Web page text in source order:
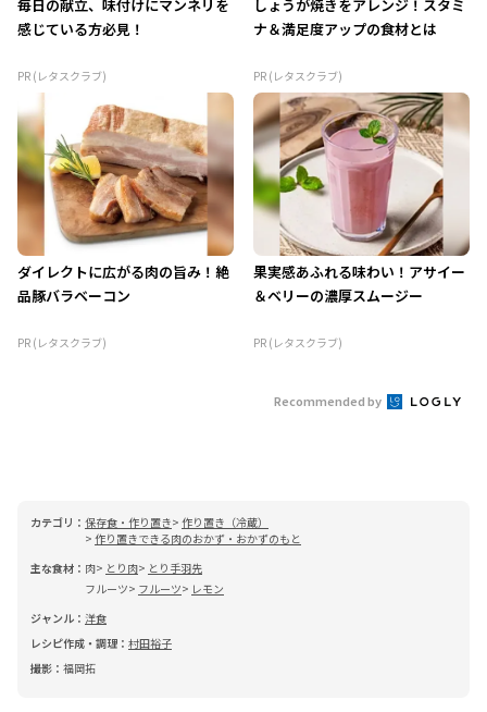
毎日の献立、味付けにマンネリを
感じている方必見！
PR (レタスクラブ)
しょうが焼きをアレンジ！スタミ
ナ＆満足度アップの食材とは
PR (レタスクラブ)
ダイレクトに広がる肉の旨み！絶
品豚バラベーコン
PR (レタスクラブ)
果実感あふれる味わい！アサイー
＆ベリーの濃厚スムージー
PR (レタスクラブ)
Recommended by
カテゴリ： 保存食・作り置き
作り置き（冷蔵）
作り置きできる肉のおかず・おかずのもと
主な食材： 肉 とり肉
とり手羽先
フルーツ
フルーツ
レモン
ジャンル： 洋食
レシピ作成・調理： 村田裕子
撮影： 福岡拓